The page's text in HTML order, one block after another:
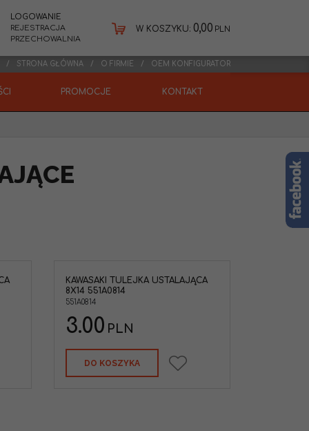
LOGOWANIE
REJESTRACJA
PRZECHOWALNIA
W KOSZYKU: 0,00 PLN
STRONA GŁÓWNA O FIRMIE OEM KONFIGURATOR
PROMOCJE KONTAKT
/ tulejka
KAWASAKI TULEJKA USTALAJĄCA
8X14 551A0814
551A0814
3.00 PLN
DO KOSZYKA